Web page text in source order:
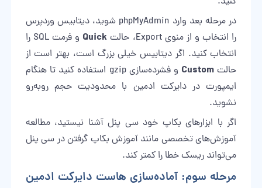
در مرحله بعد وارد phpMyAdmin شوید، دیتابیس وردپرس
را انتخاب و از منوی Export، حالت
Quick
و فرمت SQL را
انتخاب کنید. اگر دیتابیس خیلی بزرگ است، بهتر است از
حالت Custom
و فشرده‌سازی gzip استفاده کنید تا هنگام
ایمپورت در دایرکت ادمین با محدودیت حجم روبه‌رو
نشوید.
اگر با ابزارهای بکاپ خود سی پنل آشنا نیستید، مطالعه
آموزش‌های تخصصی مانندآموزش بکاپ گرفتن در سی پنل
می‌تواند ریسک خطا را کمتر کند.
مرحله سوم: آماده‌سازی هاست دایرکت ادمین